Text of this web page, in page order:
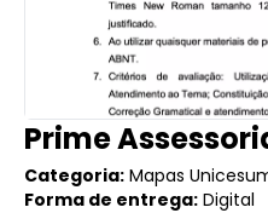
Prime
Categoria: Mapas
Forma de entrega: Digital